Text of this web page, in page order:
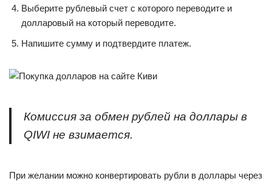
Выберите рублевый счет с которого переводите и
долларовый на который переводите.
Напишите сумму и подтвердите платеж.
Комиссия за обмен рублей на доллары в
QIWI не взимается.
При желании можно конвертировать рубли в доллары через